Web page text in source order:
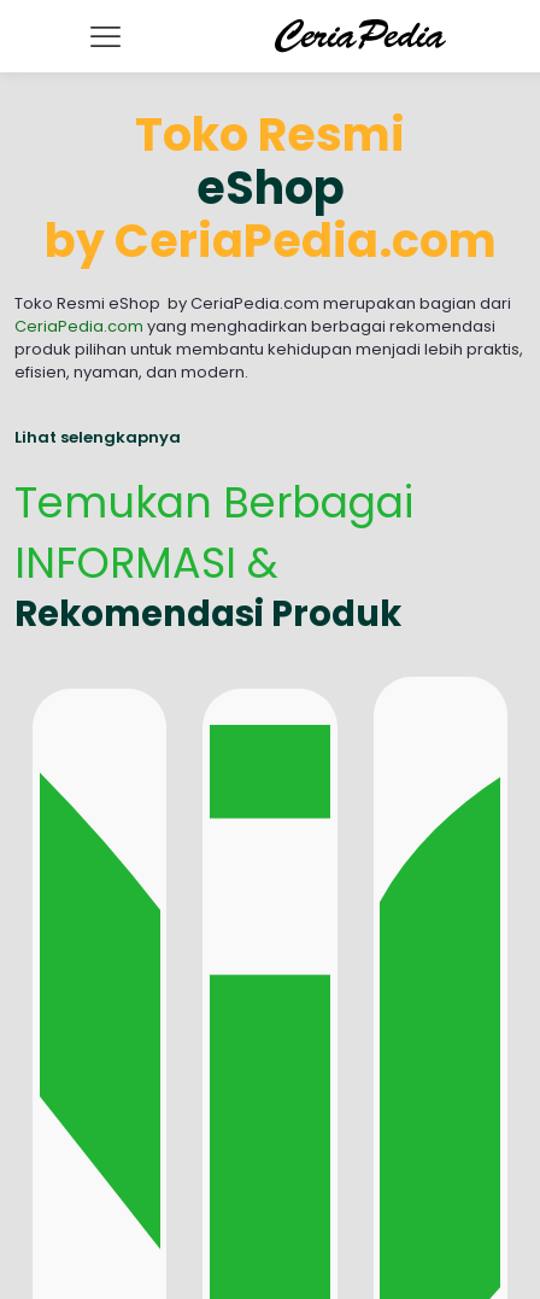
Toko Resmi
eShop
by CeriaPedia.com
Toko Resmi eShop by CeriaPedia.com merupakan bagian dari
CeriaPedia.com yang menghadirkan berbagai rekomendasi
produk pilihan untuk membantu kehidupan menjadi lebih praktis,
efisien, nyaman, dan modern.
Lihat selengkapnya
Temukan Berbagai
INFORMASI &
Rekomendasi Produk